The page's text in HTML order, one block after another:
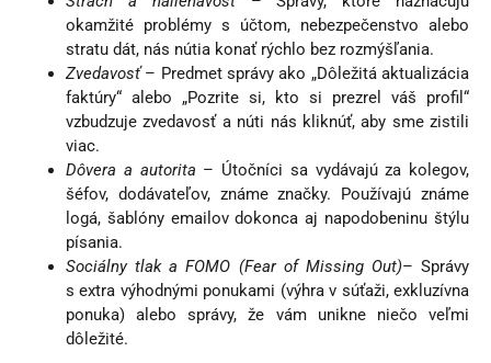
okamžité problémy s účtom, nebezpečenstvo alebo
stratu dát, nás nútia konať rýchlo bez rozmýšľania.
Zvedavosť– Predmet správy ako „Dôležitá aktualizácia
faktúry“ alebo „Pozrite si, kto si prezrel váš profil“
vzbudzuje zvedavosť a núti nás kliknúť, aby sme zistili
viac.
Dôvera a autorita – Útočníci sa vydávajú za kolegov,
šéfov, dodávateľov, známe značky. Používajú známe
logá, šablóny emailov dokonca aj napodobeninu štýlu
písania.
Sociálny tlak a FOMO (Fear of Missing Out)– Správy
s extra výhodnými ponukami (výhra v súťaži, exkluzívna
ponuka) alebo správy, že vám unikne niečo veľmi
dôležité.